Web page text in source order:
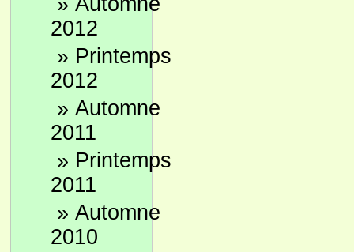
2012
» Printemps
2012
» Automne
2011
» Printemps
2011
» Automne
2010